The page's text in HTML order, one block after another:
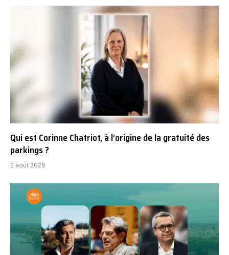
Qui est Corinne Chatriot, à l’origine de la gratuité des
parkings ?
2 août 2026